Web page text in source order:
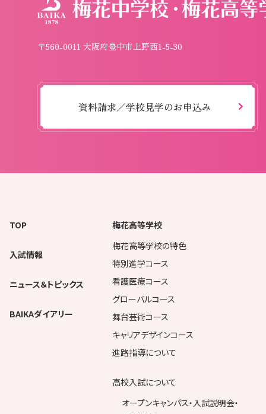
〒560-0011 大阪府豊中市上野西1-5-30
資料請求／学校見学のお申込み
TOP
入試情報
ニュース＆トピックス
BAIKAダイアリー
梅花高等学校
梅花高等学校の特色
特別進学コース
看護医療コース
グローバルコース
舞台芸術コース
キャリアデザインコース
進路指導について
高校入試について
オープンキャンパス・入試説明会・